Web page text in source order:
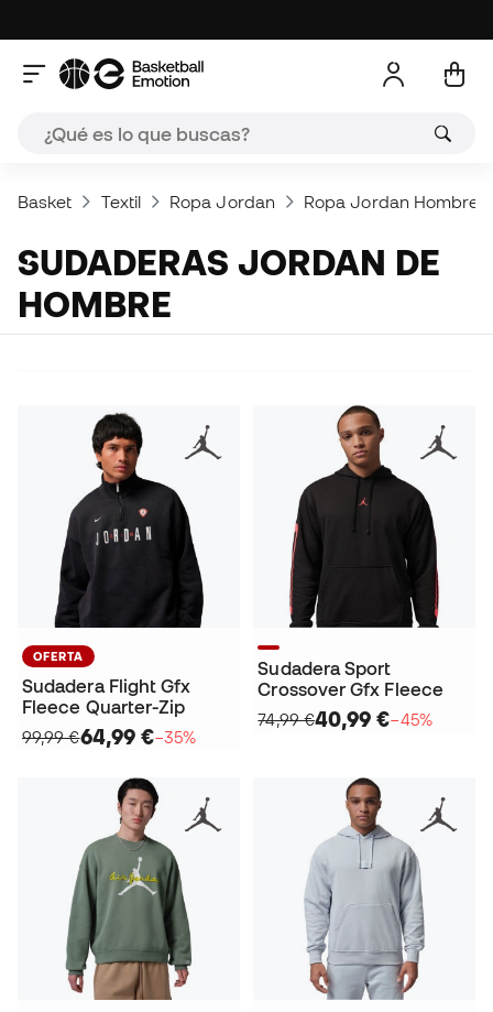
Basket Textil Ropa Jordan Ropa Jordan Hombre
SUDADERAS JORDAN DE
HOMBRE
OFERTA
Sudadera Flight Gfx
Fleece Quarter-Zip
99,99 €64,99 €−35%
Sudadera Sport
Crossover Gfx Fleece
74,99 €40,99 €−45%